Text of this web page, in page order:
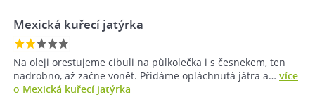
Mexická kuřecí jatýrka
Na oleji orestujeme cibuli na půlkolečka i s česnekem, ten
nadrobno, až začne vonět. Přidáme opláchnutá játra a… více
o Mexická kuřecí jatýrka